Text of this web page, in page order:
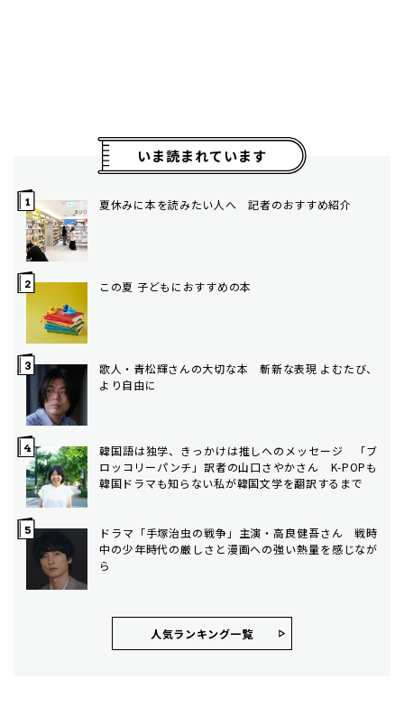
いま読まれています
夏休みに本を読みたい人へ 記者のおすすめ紹介
この夏 子どもにおすすめの本
歌人・青松輝さんの大切な本 斬新な表現 よむたび、
より自由に
韓国語は独学、きっかけは推しへのメッセージ 「ブ
ロッコリーパンチ」訳者の山口さやかさん K-POPも
韓国ドラマも知らない私が韓国文学を翻訳するまで
ドラマ「手塚治虫の戦争」主演・高良健吾さん 戦時
中の少年時代の厳しさと漫画への強い熱量を感じなが
ら
人気ランキング⼀覧